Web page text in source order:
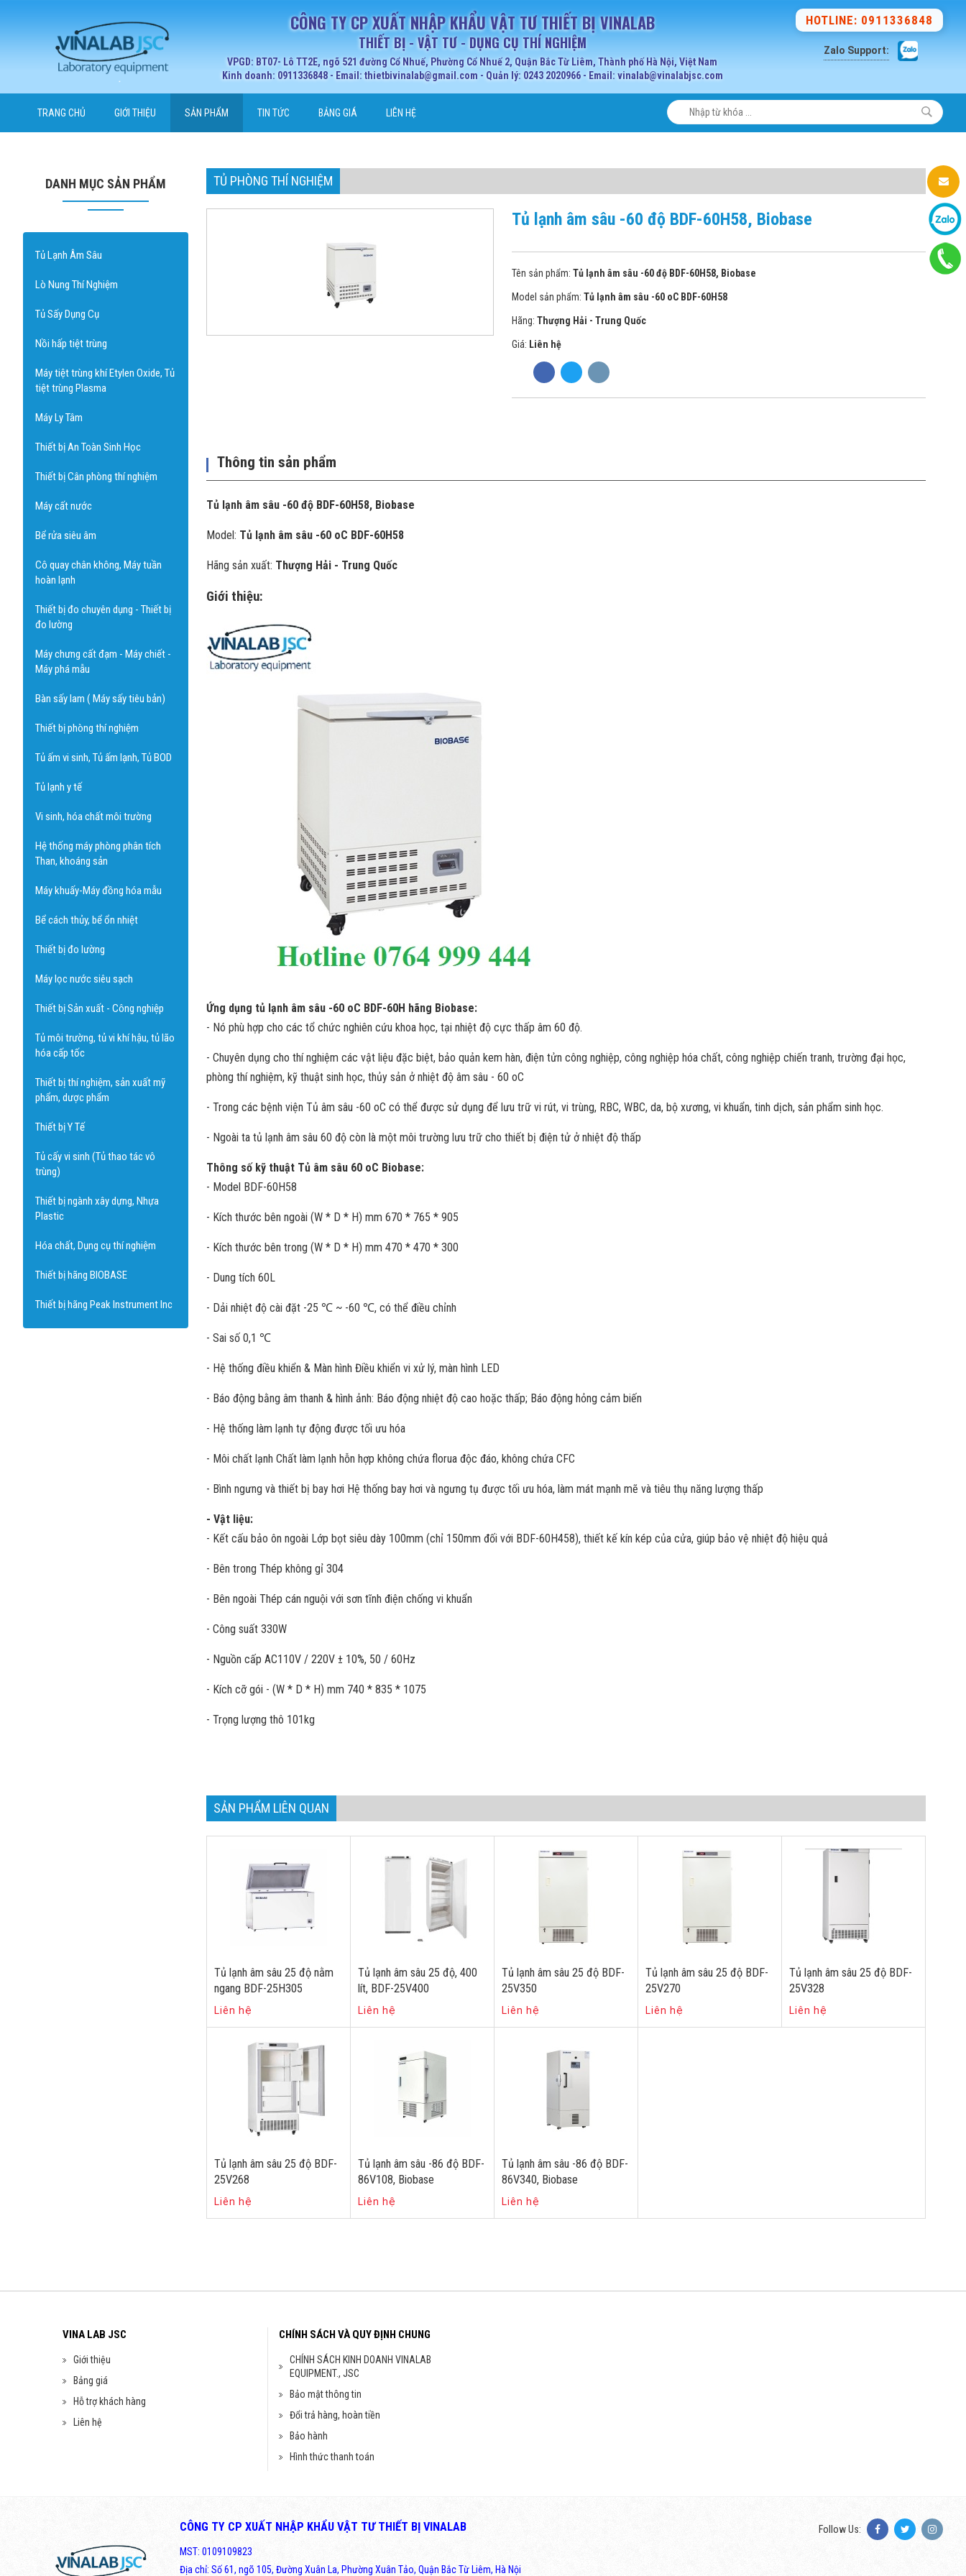
CÔNG TY CP XUẤT NHẬP KHẨU VẬT TƯ THIẾT BỊ VINALAB
THIẾT BỊ - VẬT TƯ - DỤNG CỤ THÍ NGHIỆM
VPGD: BT07- Lô TT2E, ngõ 521 đường Cổ Nhuế, Phường Cổ Nhuế 2, Quận Bắc Từ Liêm, Thành phố Hà Nội, Việt Nam
Kinh doanh: 0911336848 - Email: thietbivinalab@gmail.com - Quản lý: 0243 2020966 - Email: vinalab@vinalabjsc.com
HOTLINE: 0911336848
Zalo Support:
TRANG CHỦ GIỚI THIỆU SẢN PHẨM TIN TỨC BẢNG GIÁ LIÊN HỆ
DANH MỤC SẢN PHẨM
Tủ Lạnh Âm Sâu
Lò Nung Thí Nghiệm
Tủ Sấy Dụng Cụ
Nồi hấp tiệt trùng
Máy tiệt trùng khí Etylen Oxide, Tủ
tiệt trùng Plasma
Máy Ly Tâm
Thiết bị An Toàn Sinh Học
Thiết bị Cân phòng thí nghiệm
Máy cất nước
Bể rửa siêu âm
Cô quay chân không, Máy tuần
hoàn lạnh
Thiết bị đo chuyên dụng - Thiết bị
đo lường
Máy chưng cất đạm - Máy chiết -
Máy phá mẫu
Bàn sấy lam ( Máy sấy tiêu bản)
Thiết bị phòng thí nghiệm
Tủ ấm vi sinh, Tủ ấm lạnh, Tủ BOD
Tủ lạnh y tế
Vi sinh, hóa chất môi trường
Hệ thống máy phòng phân tích
Than, khoáng sản
Máy khuấy-Máy đồng hóa mẫu
Bể cách thủy, bể ổn nhiệt
Thiết bị đo lường
Máy lọc nước siêu sạch
Thiết bị Sản xuất - Công nghiệp
Tủ môi trường, tủ vi khí hậu, tủ lão
hóa cấp tốc
Thiết bị thí nghiệm, sản xuất mỹ
phẩm, dược phẩm
Thiết bị Y Tế
Tủ cấy vi sinh (Tủ thao tác vô
trùng)
Thiết bị ngành xây dựng, Nhựa
Plastic
Hóa chất, Dụng cụ thí nghiệm
Thiết bị hãng BIOBASE
Thiết bị hãng Peak Instrument Inc
TỦ PHÒNG THÍ NGHIỆM
Tủ lạnh âm sâu -60 độ BDF-60H58, Biobase
Tên sản phẩm: Tủ lạnh âm sâu -60 độ BDF-60H58, Biobase
Model sản phẩm: Tủ lạnh âm sâu -60 oC BDF-60H58
Hãng: Thượng Hải - Trung Quốc
Giá: Liên hệ
Thông tin sản phẩm
Tủ lạnh âm sâu -60 độ BDF-60H58, Biobase
Model: Tủ lạnh âm sâu -60 oC BDF-60H58
Hãng sản xuất: Thượng Hải - Trung Quốc
Giới thiệu:
Ứng dụng tủ lạnh âm sâu -60 oC BDF-60H hãng Biobase:
- Nó phù hợp cho các tổ chức nghiên cứu khoa học, tại nhiệt độ cực thấp âm 60 độ.
- Chuyên dụng cho thí nghiệm các vật liệu đặc biệt, bảo quản kem hàn, điện tửn công nghiệp, công nghiệp hóa chất, công nghiệp chiến tranh, trường đại học,
phòng thí nghiệm, kỹ thuật sinh học, thủy sản ở nhiệt độ âm sâu - 60 oC
- Trong các bệnh viện Tủ âm sâu -60 oC có thể được sử dụng để lưu trữ vi rút, vi trùng, RBC, WBC, da, bộ xương, vi khuẩn, tinh dịch, sản phẩm sinh học.
- Ngoài ta tủ lạnh âm sâu 60 độ còn là một môi trường lưu trữ cho thiết bị điện tử ở nhiệt độ thấp
Thông số kỹ thuật Tủ âm sâu 60 oC Biobase:
- Model BDF-60H58
- Kích thước bên ngoài (W * D * H) mm 670 * 765 * 905
- Kích thước bên trong (W * D * H) mm 470 * 470 * 300
- Dung tích 60L
- Dải nhiệt độ cài đặt -25 ℃ ~ -60 ℃, có thể điều chỉnh
- Sai số 0,1 ℃
- Hệ thống điều khiển & Màn hình Điều khiển vi xử lý, màn hình LED
- Báo động bằng âm thanh & hình ảnh: Báo động nhiệt độ cao hoặc thấp; Báo động hỏng cảm biến
- Hệ thống làm lạnh tự động được tối ưu hóa
- Môi chất lạnh Chất làm lạnh hỗn hợp không chứa florua độc đáo, không chứa CFC
- Bình ngưng và thiết bị bay hơi Hệ thống bay hơi và ngưng tụ được tối ưu hóa, làm mát mạnh mẽ và tiêu thụ năng lượng thấp
- Vật liệu:
- Kết cấu bảo ôn ngoài Lớp bọt siêu dày 100mm (chỉ 150mm đối với BDF-60H458), thiết kế kín kép của cửa, giúp bảo vệ nhiệt độ hiệu quả
- Bên trong Thép không gỉ 304
- Bên ngoài Thép cán nguội với sơn tĩnh điện chống vi khuẩn
- Công suất 330W
- Nguồn cấp AC110V / 220V ± 10%, 50 / 60Hz
- Kích cỡ gói - (W * D * H) mm 740 * 835 * 1075
- Trọng lượng thô 101kg
SẢN PHẨM LIÊN QUAN
Tủ lạnh âm sâu 25 độ nằm
ngang BDF-25H305
Liên hệ
Tủ lạnh âm sâu 25 độ, 400
lít, BDF-25V400
Liên hệ
Tủ lạnh âm sâu 25 độ BDF-
25V350
Liên hệ
Tủ lạnh âm sâu 25 độ BDF-
25V270
Liên hệ
Tủ lạnh âm sâu 25 độ BDF-
25V328
Liên hệ
Tủ lạnh âm sâu 25 độ BDF-
25V268
Liên hệ
Tủ lạnh âm sâu -86 độ BDF-
86V108, Biobase
Liên hệ
Tủ lạnh âm sâu -86 độ BDF-
86V340, Biobase
Liên hệ
VINA LAB JSC
Giới thiệu
Bảng giá
Hỗ trợ khách hàng
Liên hệ
CHÍNH SÁCH VÀ QUY ĐỊNH CHUNG
CHÍNH SÁCH KINH DOANH VINALAB
EQUIPMENT., JSC
Bảo mật thông tin
Đổi trả hàng, hoàn tiền
Bảo hành
Hình thức thanh toán
CÔNG TY CP XUẤT NHẬP KHẨU VẬT TƯ THIẾT BỊ VINALAB
MST: 0109109823
Địa chỉ: Số 61, ngõ 105, Đường Xuân La, Phường Xuân Tảo, Quận Bắc Từ Liêm, Hà Nội
Follow Us: